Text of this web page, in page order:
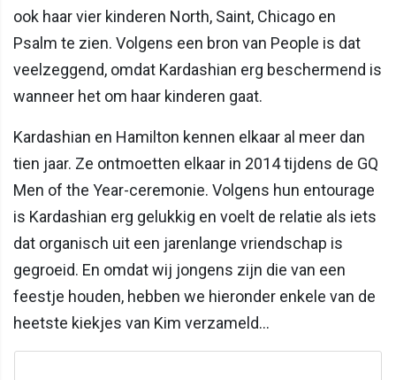
ook haar vier kinderen North, Saint, Chicago en
Psalm te zien. Volgens een bron van People is dat
veelzeggend, omdat Kardashian erg beschermend is
wanneer het om haar kinderen gaat.
Kardashian en Hamilton kennen elkaar al meer dan
tien jaar. Ze ontmoetten elkaar in 2014 tijdens de GQ
Men of the Year-ceremonie. Volgens hun entourage
is Kardashian erg gelukkig en voelt de relatie als iets
dat organisch uit een jarenlange vriendschap is
gegroeid. En omdat wij jongens zijn die van een
feestje houden, hebben we hieronder enkele van de
heetste kiekjes van Kim verzameld...